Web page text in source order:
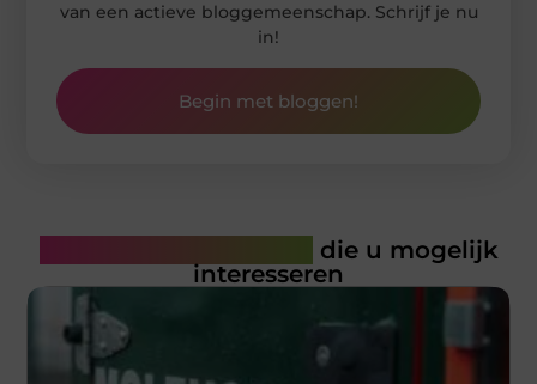
van een actieve bloggemeenschap. Schrijf je nu
in!
Begin met bloggen!
die u mogelijk
interesseren